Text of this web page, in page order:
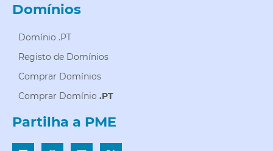
Domínios
Domínio .PT
Registo de Domínios
Comprar Domínios
Comprar Domínio .PT
Partilha a PME